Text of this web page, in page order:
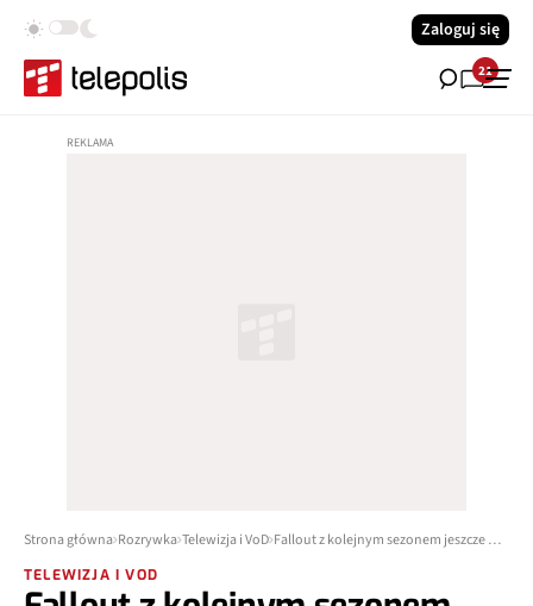
Zaloguj się
21
Strona główna Rozrywka Telewizja i VoD Fallout z kolejnym sezonem jeszcze w tym roku. Jest zwiastun
TELEWIZJA I VOD